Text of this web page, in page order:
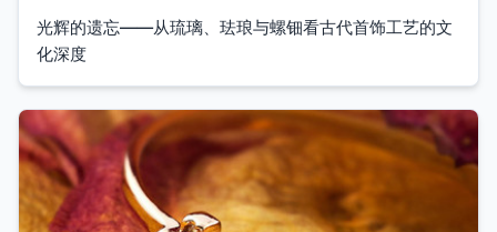
光辉的遗忘——从琉璃、珐琅与螺钿看古代首饰工艺的文
化深度